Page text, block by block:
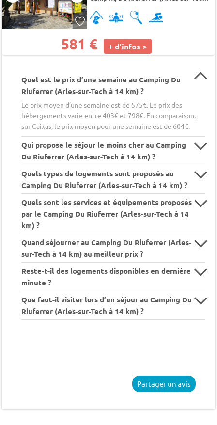
581 € + d'infos >
Quel est le prix d’une semaine au Camping Du
Riuferrer (Arles-sur-Tech à 14 km) ?
Le prix moyen d’une semaine est de 575€. Le prix des
hébergements varie entre 403€ et 798€. En comparaison,
sur Caixas, le prix moyen pour une semaine est de 604€.
Qui propose le séjour le moins cher au Camping
Du Riuferrer (Arles-sur-Tech à 14 km) ?
Quels types de logements sont proposés au
Camping Du Riuferrer (Arles-sur-Tech à 14 km) ?
Quels sont les services et équipements proposés
par le Camping Du Riuferrer (Arles-sur-Tech à 14
km) ?
Quand séjourner au Camping Du Riuferrer (Arles-
sur-Tech à 14 km) au meilleur prix ?
Reste-t-il des logements disponibles en dernière
minute ?
Que faut-il visiter lors d’un séjour au Camping Du
Riuferrer (Arles-sur-Tech à 14 km) ?
Partager un avis